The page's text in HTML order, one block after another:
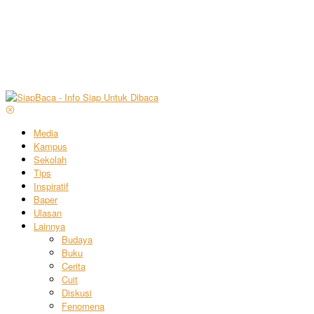
Media
Kampus
Sekolah
Tips
Inspiratif
Baper
Ulasan
Lainnya
Budaya
Buku
Cerita
Cuit
Diskusi
Fenomena